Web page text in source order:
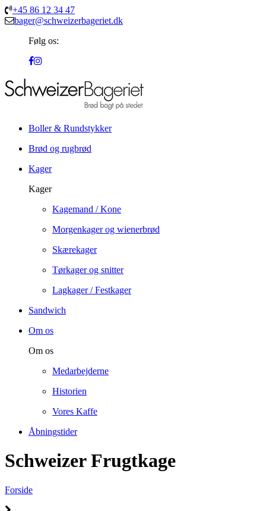
+45 86 12 34 47
bager@schweizerbageriet.dk
Følg os:
Boller & Rundstykker
Brød og rugbrød
Kager
Kager
Kagemand / Kone
Morgenkager og wienerbrød
Skærekager
Tørkager og snitter
Lagkager / Festkager
Sandwich
Om os
Om os
Medarbejderne
Historien
Vores Kaffe
Åbningstider
Schweizer Frugtkage
Forside